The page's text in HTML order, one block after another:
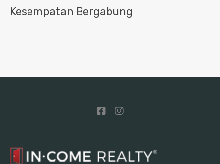
Kesempatan Bergabung